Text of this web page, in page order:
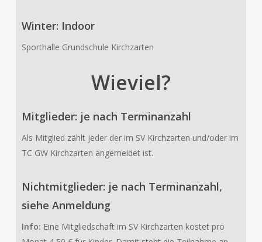
Winter: Indoor
Sporthalle Grundschule Kirchzarten
Wieviel?
Mitglieder: je nach Terminanzahl
Als Mitglied zählt jeder der im SV Kirchzarten und/oder im
TC GW Kirchzarten angemeldet ist.
Nichtmitglieder: je nach Terminanzahl,
siehe Anmeldung
Info: Eine Mitgliedschaft im SV Kirchzarten kostet pro